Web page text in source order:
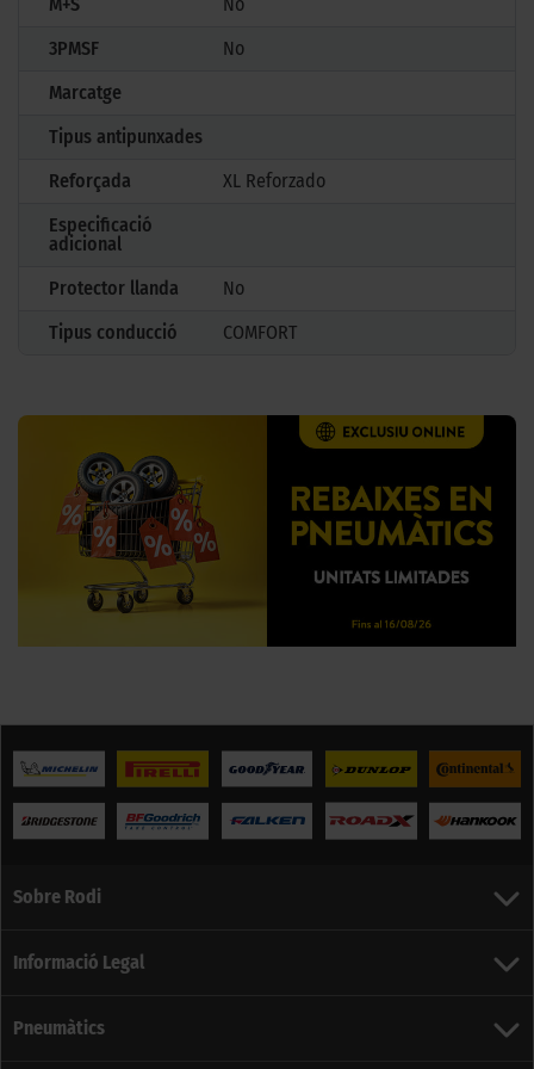
3PMSF
No
Marcatge
Tipus antipunxades
Reforçada
XL Reforzado
Especificació
adicional
Protector llanda
No
Tipus conducció
COMFORT
Sobre Rodi
Informació Legal
Pneumàtics